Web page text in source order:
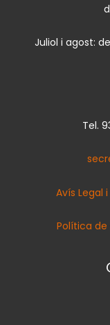
Juliol i agost:
Tel.
Avís Legal
Política